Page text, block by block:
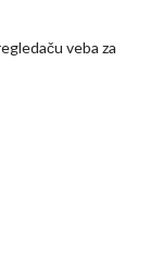
veba za